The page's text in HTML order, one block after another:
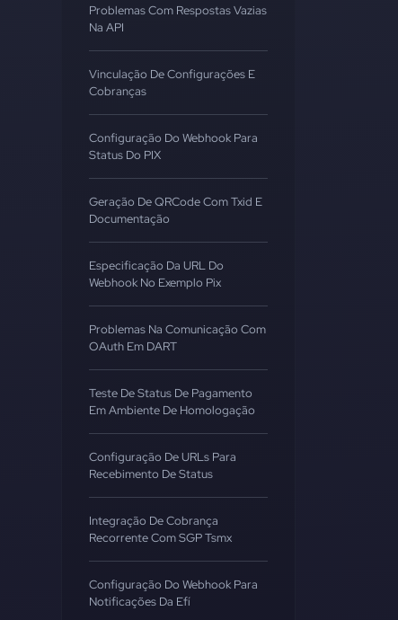
Problemas Com Respostas Vazias
Na API
Vinculação De Configurações E
Cobranças
Configuração Do Webhook Para
Status Do PIX
Geração De QRCode Com Txid E
Documentação
Especificação Da URL Do
Webhook No Exemplo Pix
Problemas Na Comunicação Com
OAuth Em DART
Teste De Status De Pagamento
Em Ambiente De Homologação
Configuração De URLs Para
Recebimento De Status
Integração De Cobrança
Recorrente Com SGP Tsmx
Configuração Do Webhook Para
Notificações Da Efí